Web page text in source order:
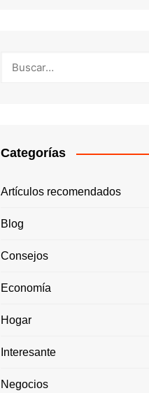
Categorías
Artículos recomendados
Blog
Consejos
Economía
Hogar
Interesante
Negocios